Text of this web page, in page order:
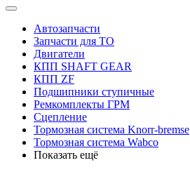
Автозапчасти
Запчасти для ТО
Двигатели
КПП SHAFT GEAR
КПП ZF
Подшипники ступичные
Ремкомплекты ГРМ
Сцепление
Тормозная система Knorr-bremse
Тормозная система Wabco
Показать ещё